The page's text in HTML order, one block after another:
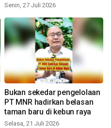
Senin, 27 Juli 2026
Bukan sekedar pengelolaan
PT MNR hadirkan belasan
taman baru di kebun raya
Selasa, 21 Juli 2026